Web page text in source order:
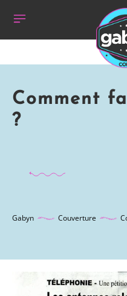
Comment
?
Gabyn Couverture